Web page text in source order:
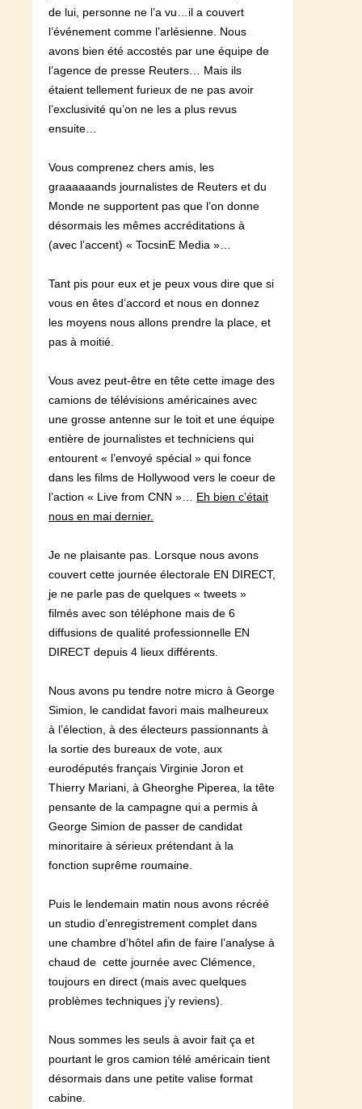
de lui, personne ne l’a vu…il a couvert
l’événement comme l’arlésienne. Nous
avons bien été accostés par une équipe de
l’agence de presse Reuters… Mais ils
étaient tellement furieux de ne pas avoir
l’exclusivité qu’on ne les a plus revus
ensuite…
Vous comprenez chers amis, les
graaaaaands journalistes de Reuters et du
Monde ne supportent pas que l’on donne
désormais les mêmes accréditations à
(avec l’accent) « TocsinE Media »…
Tant pis pour eux et je peux vous dire que si
vous en êtes d’accord et nous en donnez
les moyens nous allons prendre la place, et
pas à moitié.
Vous avez peut-être en tête cette image des
camions de télévisions américaines avec
une grosse antenne sur le toit et une équipe
entière de journalistes et techniciens qui
entourent « l’envoyé spécial » qui fonce
dans les films de Hollywood vers le coeur de
l’action « Live from CNN »… Eh bien c’était
nous en mai dernier.
Je ne plaisante pas. Lorsque nous avons
couvert cette journée électorale EN DIRECT,
je ne parle pas de quelques « tweets »
filmés avec son téléphone mais de 6
diffusions de qualité professionnelle EN
DIRECT depuis 4 lieux différents.
Nous avons pu tendre notre micro à George
Simion, le candidat favori mais malheureux
à l’élection, à des électeurs passionnants à
la sortie des bureaux de vote, aux
eurodéputés français Virginie Joron et
Thierry Mariani, à Gheorghe Piperea, la tête
pensante de la campagne qui a permis à
George Simion de passer de candidat
minoritaire à sérieux prétendant à la
fonction suprême roumaine.
Puis le lendemain matin nous avons récréé
un studio d’enregistrement complet dans
une chambre d’hôtel afin de faire l’analyse à
chaud de cette journée avec Clémence,
toujours en direct (mais avec quelques
problèmes techniques j’y reviens).
Nous sommes les seuls à avoir fait ça et
pourtant le gros camion télé américain tient
désormais dans une petite valise format
cabine.